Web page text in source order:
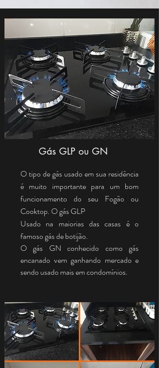
Gás GLP ou GN
O tipo de gás usado em sua residência
é muito importante para um bom
funcionamento do seu Fogão ou
Cooktop. O gás GLP
Usado na maiorias das casas é o
famoso gás de botijão.
O gás GN conhecido como gás
encanado vem ganhando mercado e
sendo usado mais em condomínios.